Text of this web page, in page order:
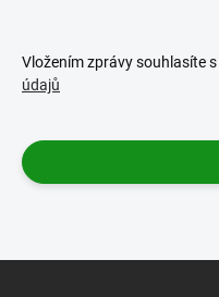
Vložením zprávy souhlasíte s
údajů